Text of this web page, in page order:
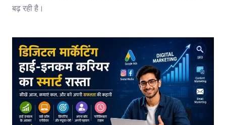
बढ़ रही है।